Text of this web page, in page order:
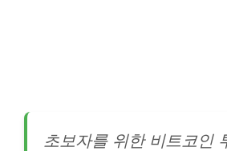
초보자를 위한 비트코인